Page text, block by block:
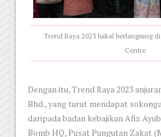
Trend Raya 2023 bakal berlangsung
Centre
Dengan itu, Trend Raya 2023
Bhd., yang turut mendapat
daripada badan kebajikan Afiz
Bomb HQ, Pusat Pungutan Zakat